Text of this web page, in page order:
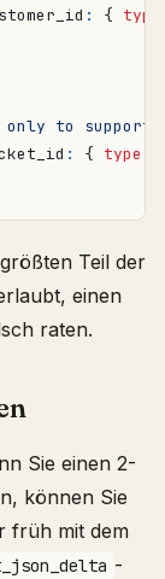
: { type
to
: { type
Teil der
einen
raten.
Sie einen 2-
können Sie
früh mit dem
-